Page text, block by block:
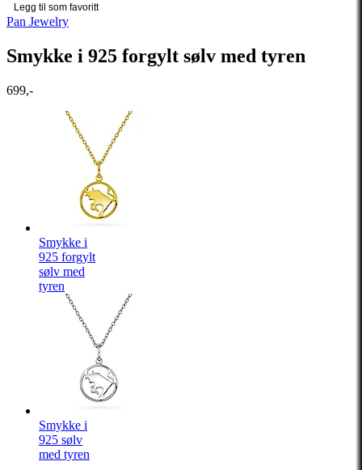
Legg til som favoritt
Pan Jewelry
Smykke i 925 forgylt sølv med tyren
699,-
Smykke i
925 forgylt
sølv med
tyren
Smykke i
925 sølv
med tyren